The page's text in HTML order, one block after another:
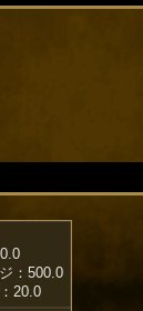
：500.0
20.0